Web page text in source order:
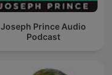
Joseph Prince Audio
Podcast